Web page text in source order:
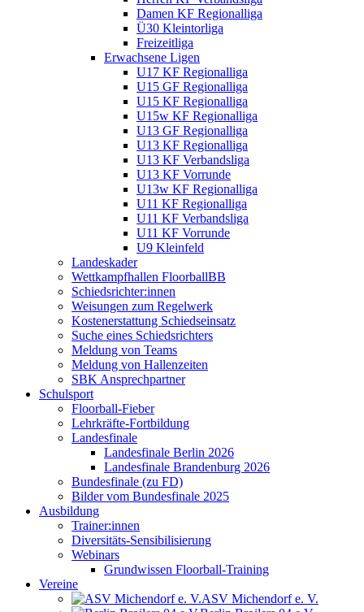
Damen KF Regionalliga
Ü30 Kleintorliga
Freizeitliga
Erwachsene Ligen
U17 KF Regionalliga
U15 GF Regionalliga
U15 KF Regionalliga
U15w KF Regionalliga
U13 GF Regionalliga
U13 KF Regionalliga
U13 KF Verbandsliga
U13 KF Vorrunde
U13w KF Regionalliga
U11 KF Regionalliga
U11 KF Verbandsliga
U11 KF Vorrunde
U9 Kleinfeld
Landeskader
Wettkampfhallen FloorballBB
Schiedsrichter:innen
Weisungen zum Regelwerk
Kostenerstattung Schiedseinsatz
Suche eines Schiedsrichters
Meldung von Teams
Meldung von Hallenzeiten
SBK Ansprechpartner
Schulsport
Floorball-Fieber
Lehrkräfte-Fortbildung
Landesfinale
Landesfinale Berlin 2026
Landesfinale Brandenburg 2026
Bundesfinale (zu FD)
Bilder vom Bundesfinale 2025
Ausbildung
Trainer:innen
Diversitäts-Sensibilisierung
Webinars
Grundwissen Floorball-Training
Vereine
ASV Michendorf e. V.